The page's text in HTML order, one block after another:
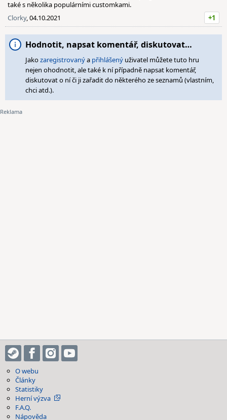
také s několika populárními customkami.
Clorky, 04.10.2021 +1
Hodnotit, napsat komentář, diskutovat…
Jakozaregistrovanýa přihlášený uživatel můžete tuto hru
nejen ohodnotit, ale také k ní případně napsat komentář,
diskutovat o ní či ji zařadit do některého ze seznamů (vlastním,
chci atd.).
O webu
Články
Statistiky
Herní výzva
F.A.Q.
Nápověda